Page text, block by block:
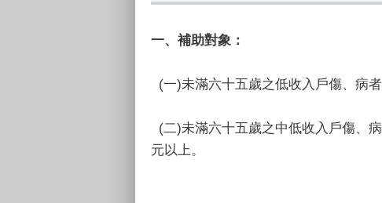
一、補助對象：
(一)未滿六十五歲之低收入戶傷、病者
(二)未滿六十五歲之中低收入戶傷、
元以上。